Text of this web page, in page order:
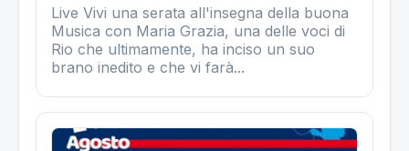
Live Vivi una serata all'insegna della buona
Musica con Maria Grazia, una delle voci di
Rio che ultimamente, ha inciso un suo
brano inedito e che vi farà...